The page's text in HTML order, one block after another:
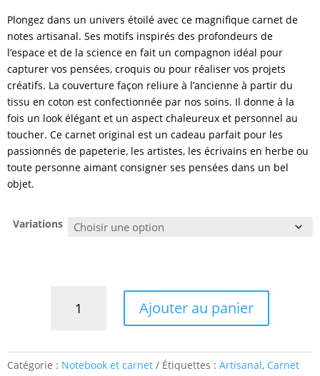
prix :
20,00 €
à
24,00 €
Plongez dans un univers étoilé avec ce magnifique carnet de
notes artisanal. Ses motifs inspirés des profondeurs de
l’espace et de la science en fait un compagnon idéal pour
capturer vos pensées, croquis ou pour réaliser vos projets
créatifs. La couverture façon reliure à l’ancienne à partir du
tissu en coton est confectionnée par nos soins. Il donne à la
fois un look élégant et un aspect chaleureux et personnel au
toucher. Ce carnet original est un cadeau parfait pour les
passionnés de papeterie, les artistes, les écrivains en herbe ou
toute personne aimant consigner ses pensées dans un bel
objet.
Variations
Ajouter au panier
Catégorie : Notebook et carnet Étiquettes : Artisanal, Carnet